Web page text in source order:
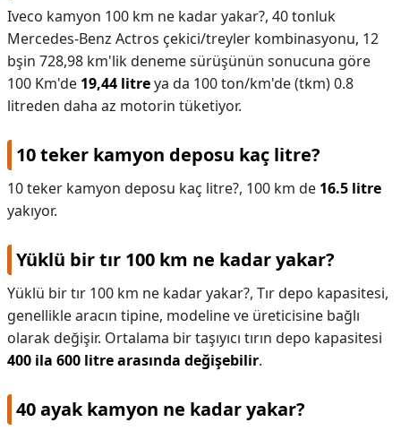
Iveco kamyon 100 km ne kadar yakar?, 40 tonluk
Mercedes-Benz Actros çekici/treyler kombinasyonu, 12
bşin 728,98 km'lik deneme sürüşünün sonucuna göre
100 Km'de 19,44 litreya da 100 ton/km'de (tkm) 0.8
litreden daha az motorin tüketiyor.
10 teker kamyon deposu kaç litre?
10 teker kamyon deposu kaç litre?, 100 km de 16.5 litre
yakıyor.
Yüklü bir tır 100 km ne kadar yakar?
Yüklü bir tır 100 km ne kadar yakar?, Tır depo kapasitesi,
genellikle aracın tipine, modeline ve üreticisine bağlı
olarak değişir. Ortalama bir taşıyıcı tırın depo kapasitesi
400 ila 600 litre arasında değişebilir.
40 ayak kamyon ne kadar yakar?